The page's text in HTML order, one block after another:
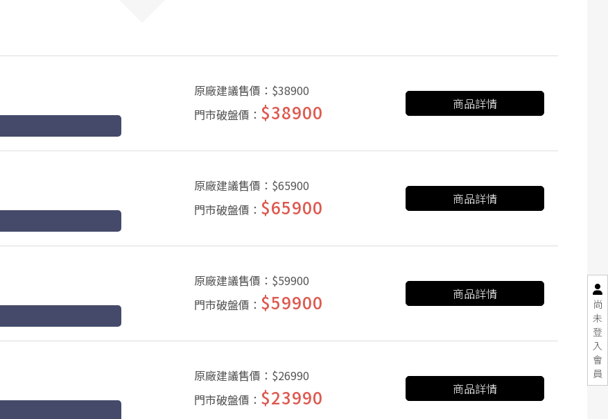
尚
未
登
入
會
員
原廠建議售價： $38900
門市破盤價： $38900 商品詳情
原廠建議售價： $65900
門市破盤價： $65900 商品詳情
原廠建議售價： $59900
門市破盤價： $59900 商品詳情
原廠建議售價： $26990
門市破盤價： $23990 商品詳情